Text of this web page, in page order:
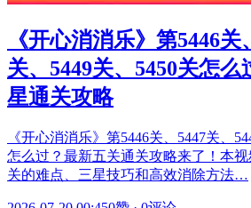
《开心消消乐》第5446关
关、5449关、5450关怎
星通关攻略
《开心消消乐》第5446关、5447关、
怎么过？最新五关通关攻略来了！本
关的难点、三星技巧和高效消除方法…